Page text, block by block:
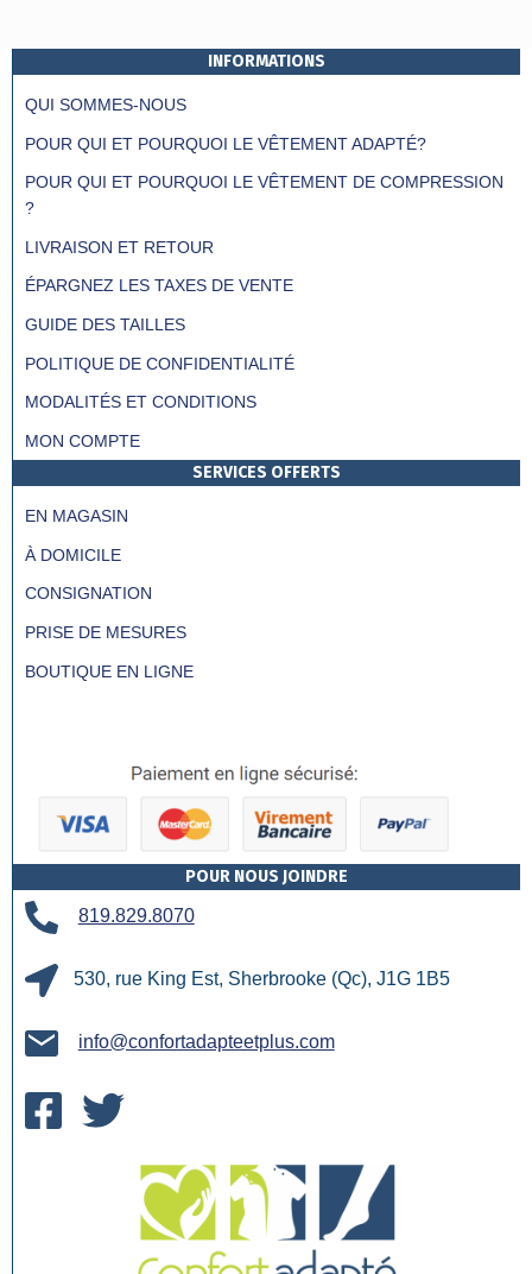
INFORMATIONS
QUI SOMMES-NOUS
POUR QUI ET POURQUOI LE VÊTEMENT ADAPTÉ?
POUR QUI ET POURQUOI LE VÊTEMENT DE COMPRESSION
?
LIVRAISON ET RETOUR
ÉPARGNEZ LES TAXES DE VENTE
GUIDE DES TAILLES
POLITIQUE DE CONFIDENTIALITÉ
MODALITÉS ET CONDITIONS
MON COMPTE
SERVICES OFFERTS
EN MAGASIN
À DOMICILE
CONSIGNATION
PRISE DE MESURES
BOUTIQUE EN LIGNE
POUR NOUS JOINDRE
819.829.8070
530, rue King Est, Sherbrooke (Qc), J1G 1B5
info@confortadapteetplus.com